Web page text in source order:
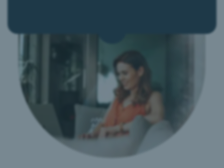
Réserver mon Diagnostic